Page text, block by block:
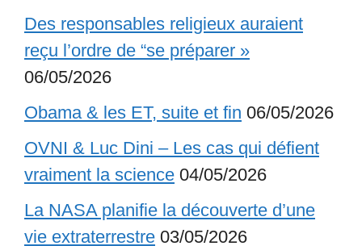
Des responsables religieux auraient
reçu l’ordre de “se préparer »
06/05/2026
Obama & les ET, suite et fin 06/05/2026
OVNI & Luc Dini – Les cas qui défient
vraiment la science 04/05/2026
La NASA planifie la découverte d’une
vie extraterrestre 03/05/2026